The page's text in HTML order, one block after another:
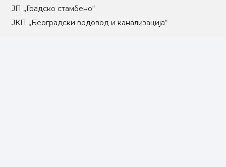
ЈП „Градско стамбено“
ЈКП „Београдски водовод и канализација“